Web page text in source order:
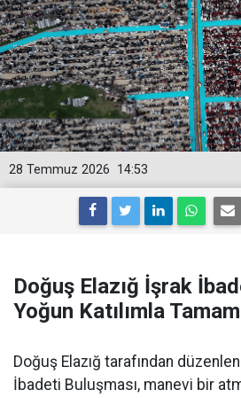
14:53
28 Temmuz 2026
Doğuş Elazığ İşrak
Yoğun Katılımla
Doğuş Elazığ tarafından
İbadeti Buluşması, manevi bir